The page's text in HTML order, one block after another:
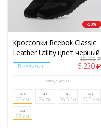
-50%
Кроссовки Reebok Classic
Leather Utility цвет черный
В наличии
12 490₽
6 230₽
Артикул: 45633
40
25 см.
41
26 см.
42
26.5 см.
43
27.5 см.
44
28 см.